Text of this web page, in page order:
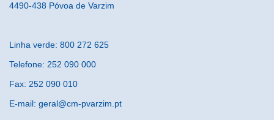
4490-438 Póvoa de Varzim
Linha verde: 800 272 625
Telefone: 252 090 000
Fax: 252 090 010
E-mail: geral@cm-pvarzim.pt